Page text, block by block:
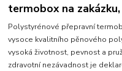
termobox na
Polystyrénové přepravní
vysoce kvalitního pěnového
vysoká životnost, pevnost a
zdravotní nezávadnost je